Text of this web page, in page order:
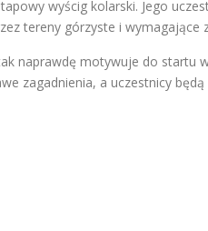
wyścig kolarski. Jego
tereny górzyste i
naprawdę motywuje do startu
zagadnienia, a uczestnicy